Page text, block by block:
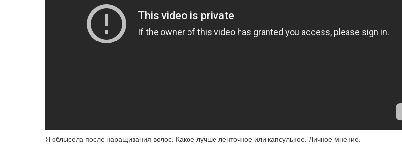
Я облысела после наращивания волос. Какое лучше ленточное или капсульное. Личное мнение.